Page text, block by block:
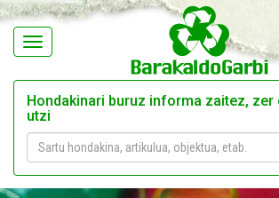
Navegación
Hondakinari buruz informa zaitez, zer
utzi